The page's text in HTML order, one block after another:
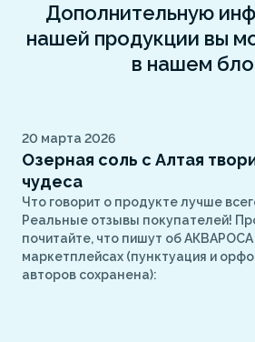
Дополнительную
нашей продукции вы
в нашем
20 марта 2026
Озерная соль с Алтая
чудеса
Что говорит о продукте лучше
Реальные отзывы покупателей!
почитайте, что пишут об АКВАРОСА
маркетплейсах (пунктуация и
авторов сохранена):